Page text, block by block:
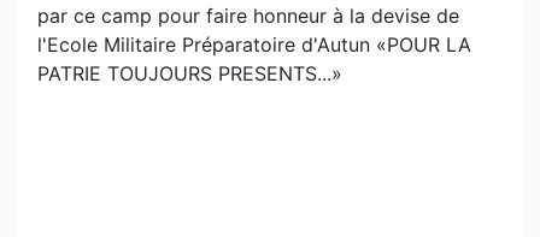
par ce camp pour faire honneur à la devise de
l'Ecole Militaire Préparatoire d'Autun «POUR LA
PATRIE TOUJOURS PRESENTS...»